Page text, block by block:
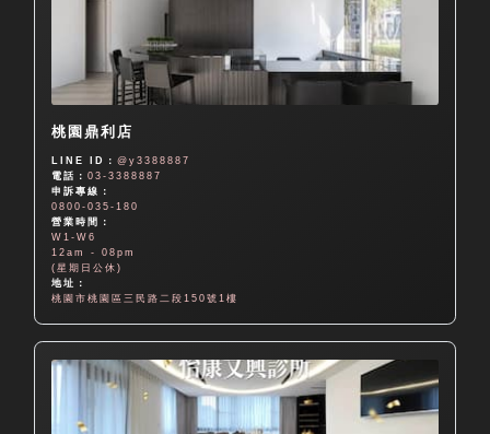
桃園鼎利店
LINE ID：@y3388887
電話：03-3388887
申訴專線：
0800-035-180
營業時間：
W1-W6
12am - 08pm
(星期日公休)
地址：
桃園市桃園區三民路二段150號1樓